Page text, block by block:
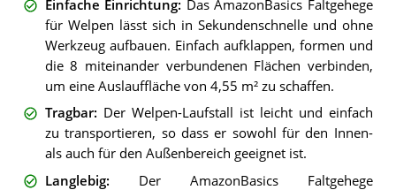
Einfache Einrichtung: Das AmazonBasics Faltgehege
für Welpen lässt sich in Sekundenschnelle und ohne
Werkzeug aufbauen. Einfach aufklappen, formen und
die 8 miteinander verbundenen Flächen verbinden,
um eine Auslauffläche von 4,55 m² zu schaffen.
Tragbar: Der Welpen-Laufstall ist leicht und einfach
zu transportieren, so dass er sowohl für den Innen-
als auch für den Außenbereich geeignet ist.
Langlebig: Der AmazonBasics Faltgehege